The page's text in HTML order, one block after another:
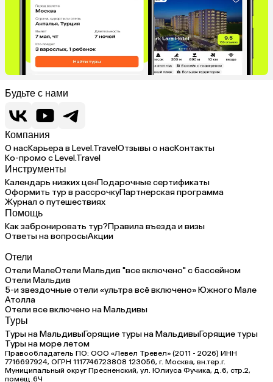
Будьте с нами
Компания
О насКарьера в Level.TravelОтзывы о насКонтакты
Ко-промо с Level.Travel
Инструменты
Календарь низких ценПодарочные сертификаты
Оформить тур в рассрочкуПартнерская программа
Журнал о путешествиях
Помощь
Как забронировать тур?Правила въезда и визы
Ответы на вопросыАкции
Отели
Отели МалеОтели Мальдив "все включено" с бассейном
Отели Мальдив
5-и звездочные отели «ультра всё включено» Южного Мале
Атолла
Отели все включено на Мальдивы
Туры
Туры на МальдивыГорящие туры на МальдивыГорящие туры
Туры на море летом
Правообладатель ПО: ООО «Левел Тревел» (2011 - 2026) ИНН
7716697924, ОГРН 1117746723808 123056, г. Москва, вн.тер.г.
Муниципальный округ Пресненский, ул. Юлиуса Фучика, д.6, стр.2,
помещ.6Ч